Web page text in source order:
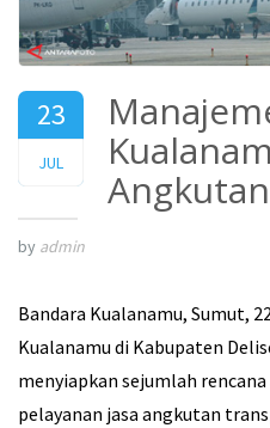
23
JUL
2014
by admin
Bandara Kualanamu, Sumut,
Kualanamu di Kabupaten
menyiapkan sejumlah
pelayanan jasa angkutan